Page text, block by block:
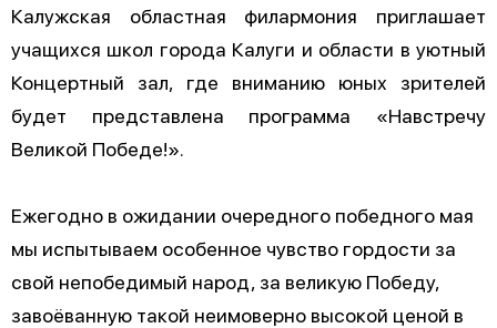
Калужская областная филармония приглашает
учащихся школ города Калуги и области в уютный
Концертный зал, где вниманию юных зрителей
будет представлена программа «Навстречу
Великой Победе!».
Ежегодно в ожидании очередного победного мая
мы испытываем особенное чувство гордости за
свой непобедимый народ, за великую Победу,
завоёванную такой неимоверно высокой ценой в